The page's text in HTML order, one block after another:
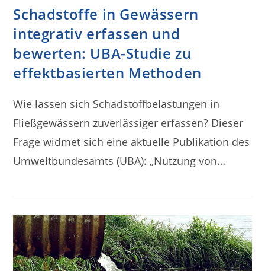
Schadstoffe in Gewässern
integrativ erfassen und
bewerten: UBA-Studie zu
effektbasierten Methoden
Wie lassen sich Schadstoffbelastungen in
Fließgewässern zuverlässiger erfassen? Dieser
Frage widmet sich eine aktuelle Publikation des
Umweltbundesamts (UBA): „Nutzung von…